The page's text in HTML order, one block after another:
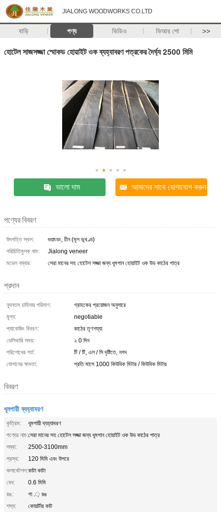
JIALONG WOODWORKS CO.LTD
বাড়ি পণ্য ভিডিও ভিআর শো >>
হোটেল সাজসজ্জা স্মোকড হোয়াইট ওক ব্যহ্যাবরণ পত্রকের দৈর্ঘ্য 2500 মিমি
ভালো দাম আমাদের সাথে যোগাযোগ করুন
পণ্যের বিবরণ
উৎপত্তি স্থল:
গুয়াংডং, চীন (মূল ভূখণ্ড)
পরিচিতিমুলক নাম:
Jialong veneer
মডেল নম্বার:
সেরা মানের সহ হোটেল সজ্জা জন্য ধূমপান হোয়াইট ওক উড কাঠের পাত্র
প্রদান
ন্যূনতম চাহিদার পরিমাণ:
গ্রাহকের প্রয়োজন অনুসারে
মূল্য:
negotiable
প্যাকেজিং বিবরণ:
কাঠের তৃণশয্যা
ডেলিভারি সময়:
২ 0 দিন
পরিশোধের শর্ত:
টি / টি, এল / সি দৃষ্টিতে, নগদ
যোগানের ক্ষমতা:
প্রতি মাসে 1000 কিউবিক মিটার / কিউবিক মিটার
বিবরণ
ধূমপায়ী ব্যহ্যাবরণ
কৃত্রিম:
ধূমপায়ী ব্যহ্যাবরণ
পণ্যের নাম:সেরা মানের সহ হোটেল সজ্জা জন্য ধূমপান হোয়াইট ওক উড কাঠের পাত্র
লম্বা:
2500-3100mm
প্রস্থ:
120 মিমি এবং উপরে
কলাকৌশল:কাটা কাটা
বেধ:
0.6 মিমি
রঙ:
গা .় রঙ
শস্য:
কোয়ার্টার কাট